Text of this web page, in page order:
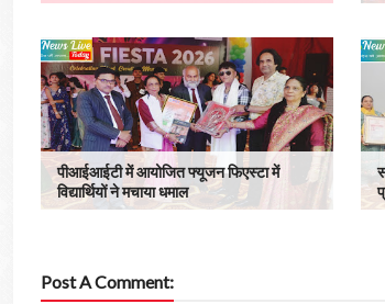
पीआईआईटी में आयोजित फ्यूजन फिएस्टा में
विद्यार्थियों ने मचाया धमाल
Post A Comment: